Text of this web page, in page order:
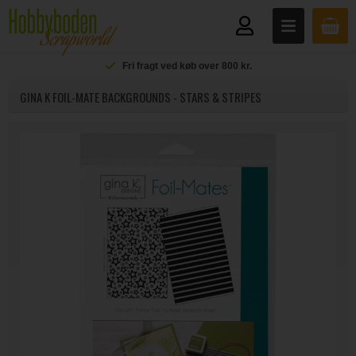
Fri fragt ved køb over 800 kr.
GINA K FOIL-MATE BACKGROUNDS - STARS & STRIPES